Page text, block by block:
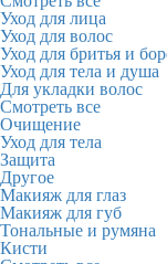
Уход для лица
Уход для волос
Уход для бритья и
Уход для тела и душа
Для укладки волос
Смотреть все
Очищение
Уход для тела
Защита
Другое
Макияж для глаз
Макияж для губ
Тональные и румяна
Кисти